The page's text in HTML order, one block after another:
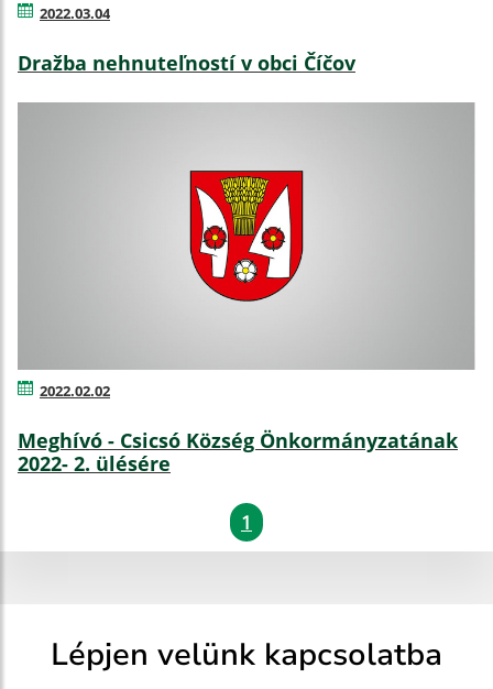
2022.03.04
Dražba nehnuteľností v obci Číčov
2022.02.02
Meghívó - Csicsó Község Önkormányzatának
2022- 2. ülésére
1
Lépjen velünk kapcsolatba